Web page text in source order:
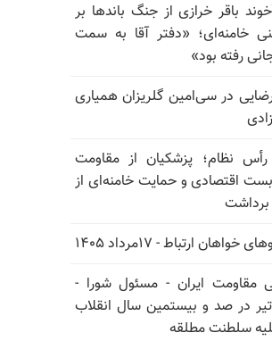
باقر خرازی از جنگ باندها بر
خامنه‌ای؛ «دفتر آقا به سمت
رفته بود»
رضایی در سی‌امین گلریزان همیاری
نظام؛ پزشکیان از مقاومت
اقتصادی و حمایت خامنه‌ای از
برداشت
ارتباط - ۱۷مرداد ۱۴۰۵
مقاومت ایران - مسئول شورا -
تبریک ۳۰ تیر در صد و بیستمین سال انقلاب
سلطنت مطلقه